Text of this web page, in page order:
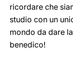
ricordare che
studio con un
mondo da dare
benedico!